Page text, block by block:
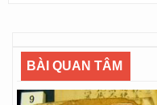
BÀI QUAN TÂM